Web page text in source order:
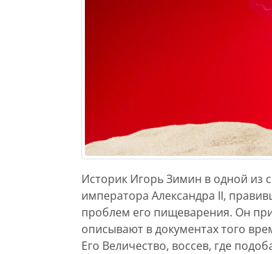
Историк Игорь Зимин в одной из
императора Александра II,
проблем его пищеварения. Он
описывают в документах того
Его Величество, воссев, где